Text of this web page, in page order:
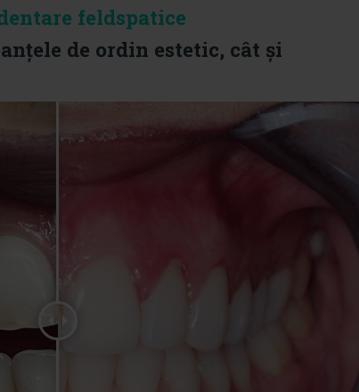
feldspatice
de ordin estetic, cât și